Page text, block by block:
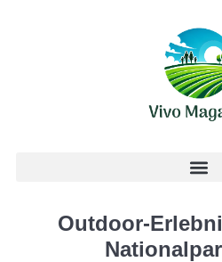
Outdoor-